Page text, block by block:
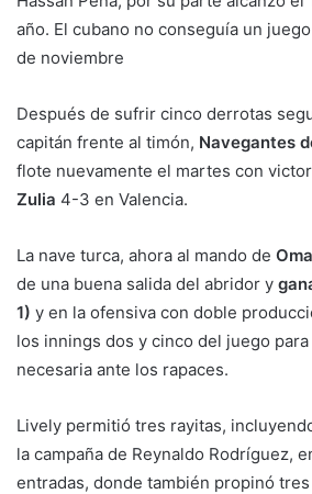
año. El cubano no conseguía un
de noviembre
Después de sufrir cinco derrotas
capitán frente al timón, Navegantes
flote nuevamente el martes con
Zulia 4-3 en Valencia.
La nave turca, ahora al mando de
de una buena salida del abridor y
1) y en la ofensiva con doble
los innings dos y cinco del juego
necesaria ante los rapaces.
Lively permitió tres rayitas,
la campaña de Reynaldo Rodríguez,
entradas, donde también propinó